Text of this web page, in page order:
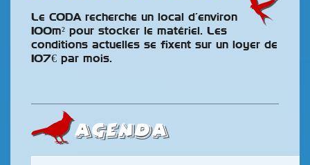
Le CODA recherche un local d’environ
100m² pour stocker le matériel. Les
conditions actuelles se fixent sur un loyer de
107€ par mois.
AGENDA